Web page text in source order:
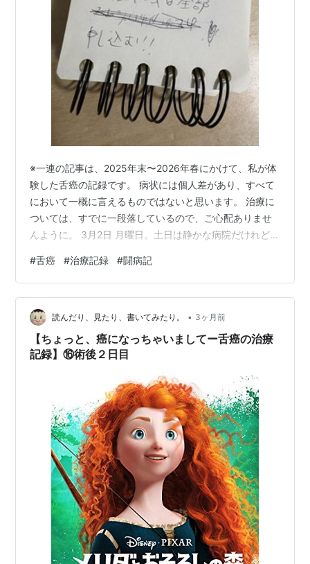
※一連の記事は、2025年末〜2026年春にかけて、私が体
験した舌癌の記録です。 病状には個人差があり、すべて
において一概に言えるものではないと思います。 治療に
ついては、すでに一段落しているので、ご心配ありませ
んように。 3月2日 月曜日。土日は静かな病院だけれど、
る。 私の方は熱も下がり、36〜37.5度あたりをうろう
ろ。熱が下がるとそれだけで体が軽い。 週末は出張に行
くと言っていた主治医も帰ってきて、朝の診察で口内を
見てくれる。 経過順調ということで、鼻のチューブを抜
くことになった。 「鼻チューブ抜いたら、口から食事で
きますので」 「たべ…
#舌癌 #治療記録 #闘病記
読んだり、見たり、書いてみたり。 • 3ヶ月前
【ちょっと、癌になっちゃいましてー舌癌の治療
記録】⑯術後２日目